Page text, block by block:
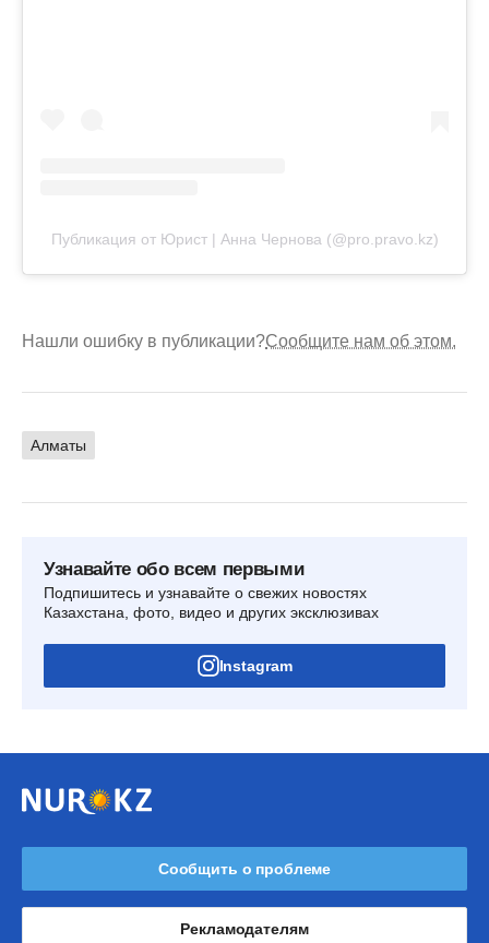
Публикация от Юрист | Анна Чернова (@pro.pravo.kz)
Нашли ошибку в публикации?Сообщите нам об этом.
Алматы
Узнавайте обо всем первыми
Подпишитесь и узнавайте о свежих новостях
Казахстана, фото, видео и других эксклюзивах
Instagram
Сообщить о проблеме
Рекламодателям